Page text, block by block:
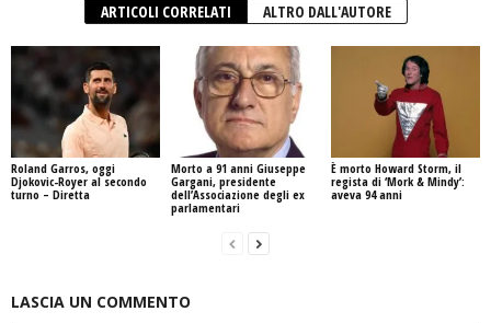
ARTICOLI CORRELATI ALTRO DALL'AUTORE
Roland Garros, oggi
Djokovic-Royer al secondo
turno – Diretta
Morto a 91 anni Giuseppe
Gargani, presidente
dell’Associazione degli ex
parlamentari
È morto Howard Storm, il
regista di ‘Mork & Mindy’:
aveva 94 anni
LASCIA UN COMMENTO